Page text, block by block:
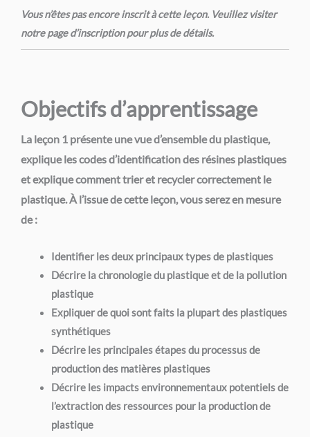
Vous n’êtes pas encore inscrit à cette leçon. Veuillez visiter
notre page d’inscription pour plus de détails.
Objectifs d’apprentissage
La leçon 1 présente une vue d’ensemble du plastique,
explique les codes d’identification des résines plastiques
et explique comment trier et recycler correctement le
plastique.À l’issue de cette leçon, vous serez en mesure
de :
Identifier les deux principaux types de plastiques
Décrire la chronologie du plastique et de la pollution
plastique
Expliquer de quoi sont faits la plupart des plastiques
synthétiques
Décrire les principales étapes du processus de
production des matières plastiques
Décrire les impacts environnementaux potentiels de
l’extraction des ressources pour la production de
plastique